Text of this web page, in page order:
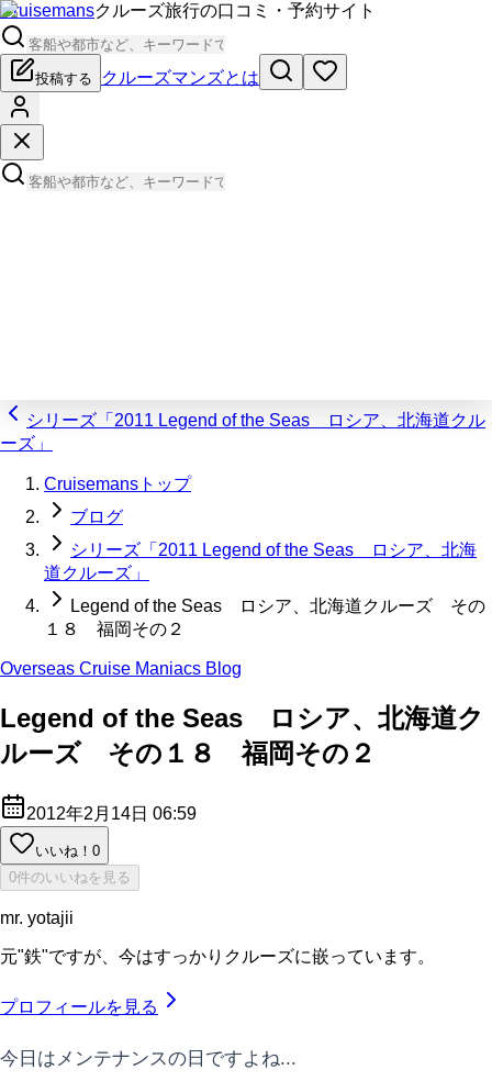
Cruisemansクルーズ旅行の口コミ・予約サイト
投稿する クルーズマンズとは
シリーズ「2011 Legend of the Seas ロシア、北海道クル
ーズ」
Cruisemansトップ
ブログ
シリーズ「2011 Legend of the Seas ロシア、北海
道クルーズ」
Legend of the Seas ロシア、北海道クルーズ その
１８ 福岡その２
Overseas Cruise Maniacs Blog
Legend of the Seas ロシア、北海道ク
ルーズ その１８ 福岡その２
2012年2月14日 06:59
いいね！ 0
0件のいいねを見る
mr. yotajii
元"鉄"ですが、今はすっかりクルーズに嵌っています。
プロフィールを見る
今日はメンテナンスの日ですよね...